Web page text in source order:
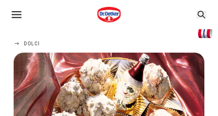
DOLCI